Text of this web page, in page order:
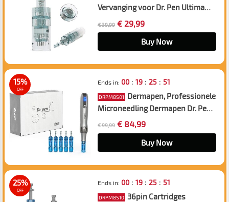
Vervanging voor Dr. Pen Ultima
M8 Microneedling Pen, 10st Pack
€ 39,99 € 29,99
Buy Now
15%
OFF
Ends in: 00: 19: 25: 50
DRPM8S01
Dermapen, Professionele
Microneedling Dermapen Dr. Pen
Ultima M8s, USB Oplaadbaar, 5
stuks 12pin Cartridges Pack
€ 99,99 € 84,99
Buy Now
25%
OFF
Ends in: 00: 19: 25: 50
DRPM8S10 36pin Cartridges